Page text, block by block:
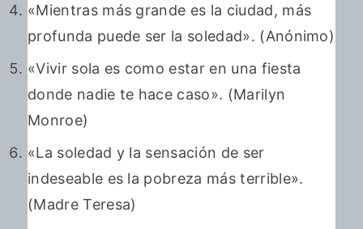
«Mientras más grande es la ciudad, más
profunda puede ser la soledad». (Anónimo)
«Vivir sola es como estar en una fiesta
donde nadie te hace caso». (Marilyn
Monroe)
«La soledad y la sensación de ser
indeseable es la pobreza más terrible».
(Madre Teresa)